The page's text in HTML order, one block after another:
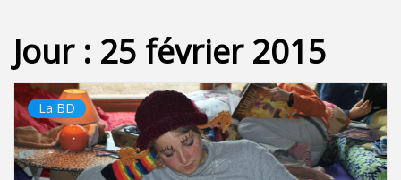
Jour : 25 février 2015
La BD